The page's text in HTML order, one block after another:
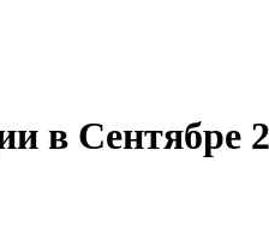
в Сентябре